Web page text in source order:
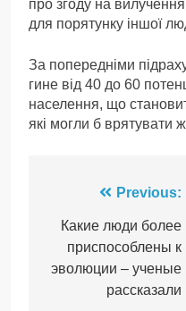
про згоду на вилучення
для порятунку іншої
За попередніми
гине від 40 до 60
населення, що
які могли б врятувати
Навігація
записів
Previous:
Какие люди более
приспособлены к
эволюции – ученые
рассказали